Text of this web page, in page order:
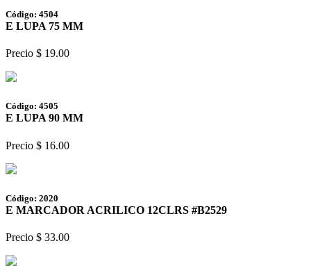
Código: 4504
E LUPA 75 MM
Precio $ 19.00
Código: 4505
E LUPA 90 MM
Precio $ 16.00
Código: 2020
E MARCADOR ACRILICO 12CLRS #B2529
Precio $ 33.00